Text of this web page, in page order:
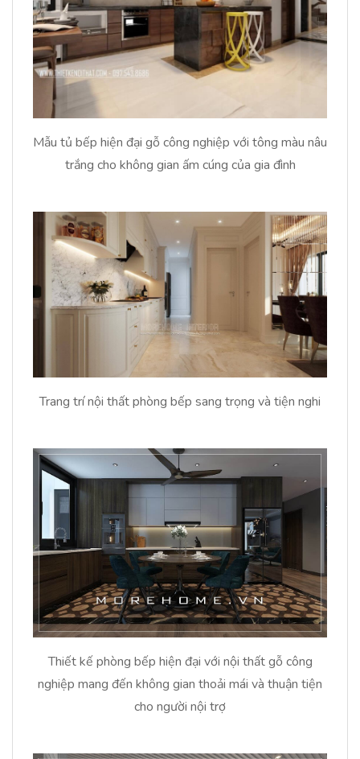
Mẫu tủ bếp hiện đại gỗ công nghiệp với tông màu nâu
trắng cho không gian ấm cúng của gia đình
Trang trí nội thất phòng bếp sang trọng và tiện nghi
Thiết kế phòng bếp hiện đại với nội thất gỗ công
nghiệp mang đến không gian thoải mái và thuận tiện
cho người nội trợ